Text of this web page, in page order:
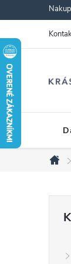
na
obsah